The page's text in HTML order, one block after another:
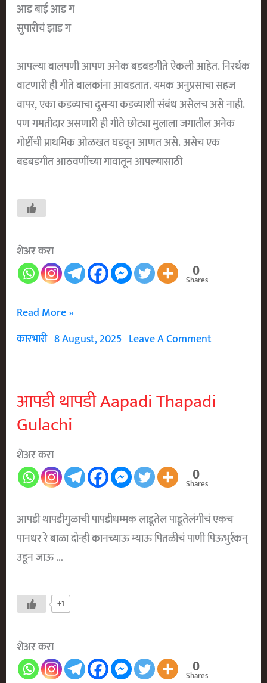
आड बाई आड ग
सुपारीचं झाड ग
आपल्या बालपणी आपण अनेक बडबडगीते ऐकली आहेत. निरर्थक
वाटणारी ही गीते बालकांना आवडतात. यमक अनुप्रसाचा सहज
वापर, एका कडव्याचा दुसऱ्या कडव्याशी संबंध असेलच असे नाही.
पण गमतीदार असणारी ही गीते छोट्या मुलाला जगातील अनेक
गोष्टींची प्राथमिक ओळखत घडवून आणत असे. असेच एक
बडबडगीत आठवणींच्या गावातून आपल्यासाठी
शेअर करा
0
Shares
आड
बाई
गं
Bai
Aad
Ga
Read More »
कारभारी 8 August, 2025 Leave A Comment
आपडी थापडी Aapadi Thapadi
Gulachi
शेअर करा
0
Shares
आपडी थापडीगुळाची पापडीधम्मक लाडूतेल पाडूतेलंगीचं एकच
पानधर रे बाळा दोन्ही कानच्याऊ म्याऊ पितळीचं पाणी पिऊभुर्रकन्
उडून जाऊ …
+1
शेअर करा
0
Shares